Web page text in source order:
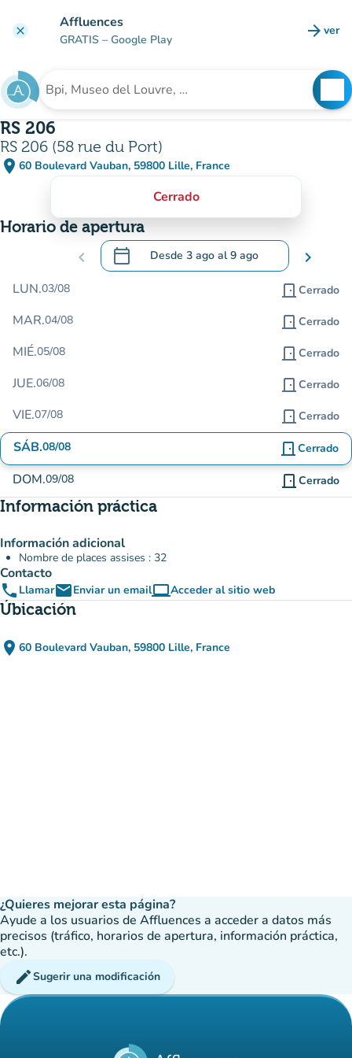
clear Affluences
GRATIS – Google Play arrow_forward ver
Buscar un establecimiento
RS 206
RS 206 (58 rue du Port)
place 60 Boulevard Vauban, 59800 Lille, France
(abrir en Google Maps)
(nueva pestaña)
Cerrado
Horario de apertura
chevron_left calendar_today Desde 3 ago al9 ago
.Abra el calendario para cambiar las
chevron_right
LUN.03/08 door_front Cerrado
MAR.04/08 door_front Cerrado
MIÉ.05/08 door_front Cerrado
JUE.06/08 door_front Cerrado
VIE.07/08 door_front Cerrado
SÁB.08/08 door_front Cerrado
DOM.09/08 door_front Cerrado
Información práctica
Información adicional
Nombre de places assises : 32
Contacto
phone LlamaremailEnviar un emailcomputerAcceder al sitio web
(nueva pestaña)
Úbicación
place 60 Boulevard Vauban, 59800 Lille, France
(abrir en Google Maps)
(nueva pestaña)
¿Quieres mejorar esta página?
Ayude a los usuarios de Affluences a acceder a datos más
precisos (tráfico, horarios de apertura, información práctica,
etc.).
editSugerir una modificación